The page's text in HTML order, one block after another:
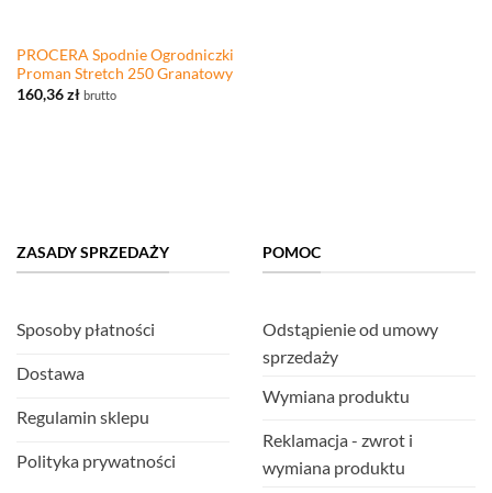
PROCERA Spodnie Ogrodniczki
Proman Stretch 250 Granatowy
160,36zł brutto
ZASADY SPRZEDAŻY
Sposoby płatności
Dostawa
Regulamin sklepu
Polityka prywatności
POMOC
Odstąpienie od umowy
sprzedaży
Wymiana produktu
Reklamacja - zwrot i
wymiana produktu